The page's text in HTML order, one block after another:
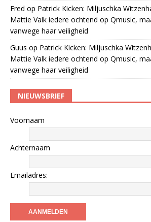
Fred op Patrick Kicken: Miljuschka
Mattie Valk iedere ochtend op Qmusic,
vanwege haar veiligheid
Guus op Patrick Kicken: Miljuschka
Mattie Valk iedere ochtend op Qmusic,
vanwege haar veiligheid
NIEUWSBRIEF
Voornaam
Achternaam
Emailadres: